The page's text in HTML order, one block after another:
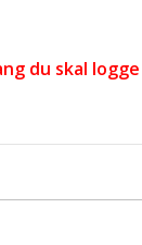
du skal